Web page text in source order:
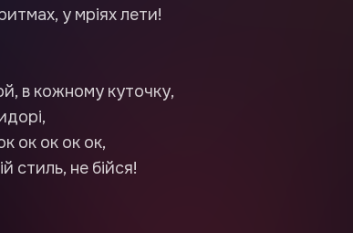
у мріях лети!
в кожному куточку,
ок ок ок ок,
стиль, не бійся!